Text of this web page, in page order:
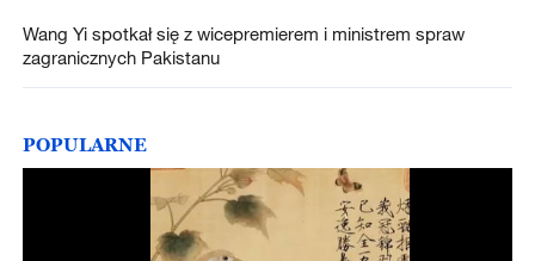
Wang Yi spotkał się z wicepremierem i ministrem spraw
zagranicznych Pakistanu
POPULARNE